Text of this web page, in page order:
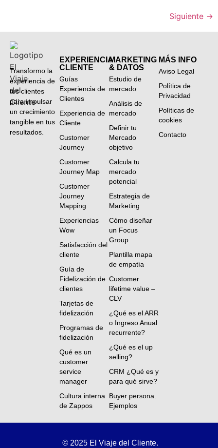
Siguiente →
Transformo la
experiencia de
tus clientes
para impulsar
un crecimiento
tangible en tus
resultados.
EXPERIENCIA
CLIENTE
Guías
Experiencia de
Clientes
Experiencia de
Cliente
Customer
Journey
Customer
Journey Map
Customer
Journey
Mapping
Experiencias
Wow
Satisfacción del
cliente
Guía de
Fidelización de
clientes
Tarjetas de
fidelización
Programas de
fidelización
Qué es un
customer
service
manager
Cultura interna
de Zappos
MARKETING
& DATOS
Estudio de
mercado
Análisis de
mercado
Definir tu
Mercado
objetivo
Calcula tu
mercado
potencial
Estrategia de
Marketing
Cómo diseñar
un Focus
Group
Plantilla mapa
de empatía
Customer
lifetime value –
CLV
¿Qué es el ARR
o Ingreso Anual
recurrente?
¿Qué es el up
selling?
CRM ¿Qué es y
para qué sirve?
Buyer persona.
Ejemplos
MÁS INFO
Aviso Legal
Política de
Privacidad
Políticas de
cookies
Contacto
©2025 El Viaje del Cliente.